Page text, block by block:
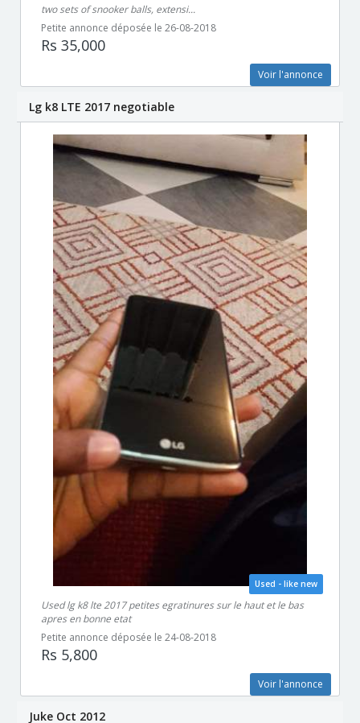
two sets of snooker balls, extensi...
Petite annonce déposée le 26-08-2018
Rs 35,000
Voir l'annonce
Lg k8 LTE 2017 negotiable
Used - like new
Used lg k8 lte 2017 petites egratinures sur le haut et le bas
apres en bonne etat
Petite annonce déposée le 24-08-2018
Rs 5,800
Voir l'annonce
Juke Oct 2012